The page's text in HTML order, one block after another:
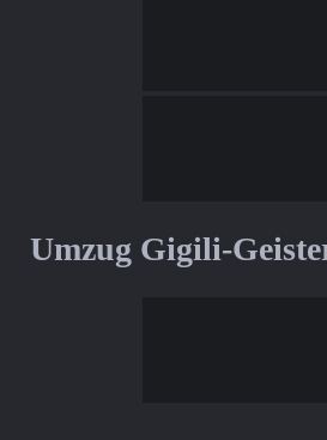
Umzug Gigili-